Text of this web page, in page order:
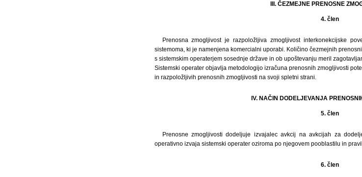
III. ČEZMEJNE PRENOSNE
4. člen
Prenosna zmogljivost je razpoložljiva zmogljivost interkonekcijske
sistemoma, ki je namenjena komercialni uporabi. Količino čezmejnih
s sistemskim operaterjem sosednje države in ob upoštevanju meril
Sistemski operater objavlja metodologijo izračuna prenosnih zmogljivosti
in razpoložljivih prenosnih zmogljivosti na svoji spletni strani.
IV. NAČIN DODELJEVANJA
5. člen
Prenosne zmogljivosti dodeljuje izvajalec avkcij na avkcijah za
operativno izvaja sistemski operater oziroma po njegovem pooblastilu in
6. člen